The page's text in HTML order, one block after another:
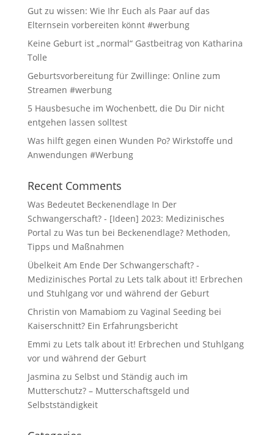
Gut zu wissen: Wie Ihr Euch als Paar auf das
Elternsein vorbereiten könnt #werbung
Keine Geburt ist „normal“ Gastbeitrag von Katharina
Tolle
Geburtsvorbereitung für Zwillinge: Online zum
Streamen #werbung
5 Hausbesuche im Wochenbett, die Du Dir nicht
entgehen lassen solltest
Was hilft gegen einen Wunden Po? Wirkstoffe und
Anwendungen #Werbung
Recent Comments
Was Bedeutet Beckenendlage In Der
Schwangerschaft? - [Ideen] 2023: Medizinisches
Portal zu Was tun bei Beckenendlage? Methoden,
Tipps und Maßnahmen
Übelkeit Am Ende Der Schwangerschaft? -
Medizinisches Portal zu Lets talk about it! Erbrechen
und Stuhlgang vor und während der Geburt
Christin von Mamabiom zu Vaginal Seeding bei
Kaiserschnitt? Ein Erfahrungsbericht
Emmi zu Lets talk about it! Erbrechen und Stuhlgang
vor und während der Geburt
Jasmina zu Selbst und Ständig auch im
Mutterschutz? – Mutterschaftsgeld und
Selbstständigkeit